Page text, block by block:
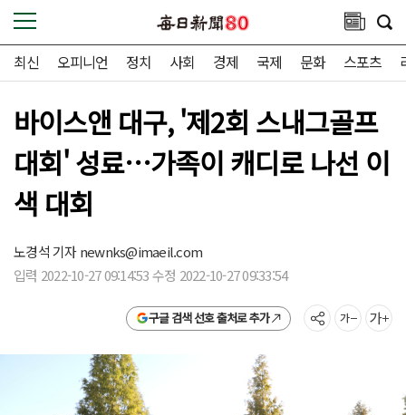
최신 오피니언 정치 사회 경제 국제 문화 스포츠
바이스앤 대구, '제2회 스내그골프
대회' 성료…가족이 캐디로 나선 이
색 대회
노경석 기자newnks@imaeil.com
입력 2022-10-27 09:14:53 수정 2022-10-27 09:33:54
구글 검색 선호 출처로 추가